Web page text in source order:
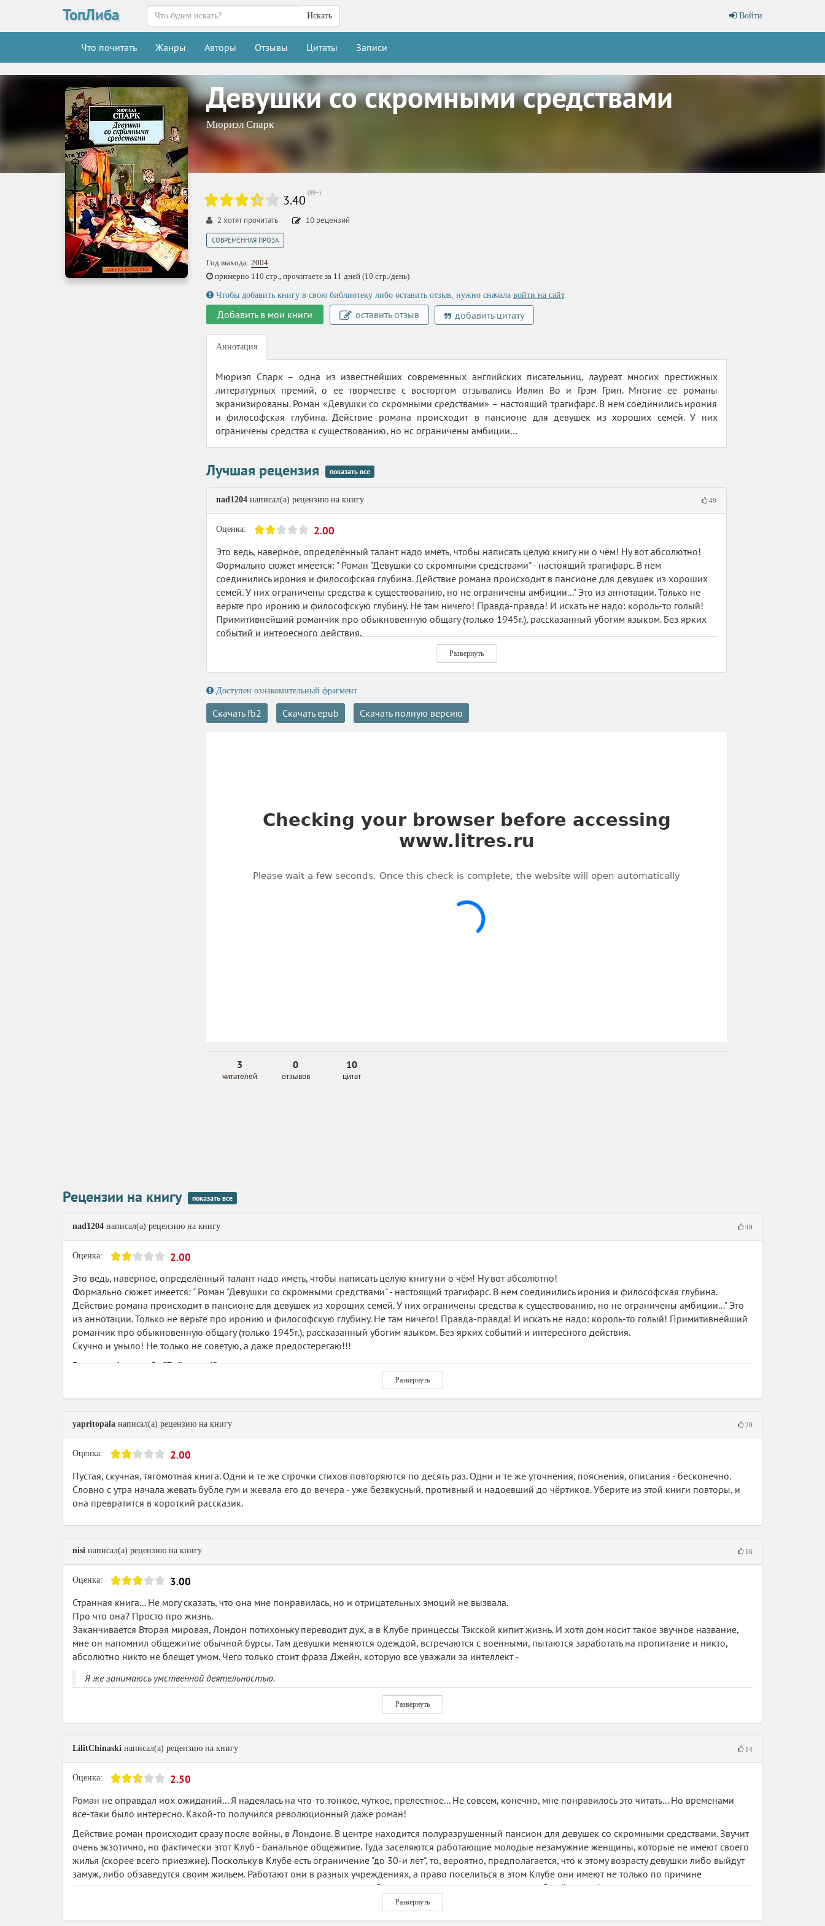
ТопЛиба Войти
Искать
Что почитать Жанры Авторы Отзывы Цитаты Записи
Девушки со скромными средствами
Мюриэл Спарк
3.40 (99+)
2 хотят прочитать 10 рецензий
СОВРЕМЕННАЯ ПРОЗА
Год выхода: 2004
примерно 110 стр., прочитаете за 11 дней (10 стр./день)
Чтобы добавить книгу в свою библиотеку либо оставить отзыв, нужно сначала войти на сайт.
Добавить в мои книги оставить отзыв добавить цитату
Аннотация
Мюриэл Спарк – одна из известнейших современных английских писательниц, лауреат многих престижных
литературных премий, о ее творчестве с восторгом отзывались Ивлин Во и Грэм Грин. Многие ее романы
экранизированы. Роман «Девушки со скромными средствами» – настоящий трагифарс. В нем соединились ирония
и философская глубина. Действие романа происходит в пансионе для девушек из хороших семей. У них
ограничены средства к существованию, но нс ограничены амбиции…
Лучшая рецензия показать все
nad1204 написал(а) рецензию на книгу 49
Оценка: 2.00
Это ведь, наверное, определённый талант надо иметь, чтобы написать целую книгу ни о чём! Ну вот абсолютно!
Формально сюжет имеется: " Роман "Девушки со скромными средствами" - настоящий трагифарс. В нем
соединились ирония и философская глубина. Действие романа происходит в пансионе для девушек из хороших
семей. У них ограничены средства к существованию, но не ограничены амбиции..." Это из аннотации. Только не
верьте про иронию и философскую глубину. Не там ничего! Правда-правда! И искать не надо: король-то голый!
Примитивнейший романчик про обыкновенную общагу (только 1945г.), рассказанный убогим языком. Без ярких
событий и интересного действия.
Скучно и уныло! Не только не советую, а даже предостерегаю!!!
Развернуть
Доступен ознакомительный фрагмент
Скачать fb2 Скачать epub Скачать полную версию
3
читателей
0
отзывов
10
цитат
Рецензии на книгу показать все
nad1204 написал(а) рецензию на книгу 49
Оценка: 2.00
Это ведь, наверное, определённый талант надо иметь, чтобы написать целую книгу ни о чём! Ну вот абсолютно!
Формально сюжет имеется: " Роман "Девушки со скромными средствами" - настоящий трагифарс. В нем соединились ирония и философская глубина.
Действие романа происходит в пансионе для девушек из хороших семей. У них ограничены средства к существованию, но не ограничены амбиции..." Это
из аннотации. Только не верьте про иронию и философскую глубину. Не там ничего! Правда-правда! И искать не надо: король-то голый! Примитивнейший
романчик про обыкновенную общагу (только 1945г.), рассказанный убогим языком. Без ярких событий и интересного действия.
Скучно и уныло! Не только не советую, а даже предостерегаю!!!
В рамках флэшмоба "Дайте две!"
Развернуть
yapritopala написал(а) рецензию на книгу 20
Оценка: 2.00
Пустая, скучная, тягомотная книга. Одни и те же строчки стихов повторяются по десять раз. Одни и те же уточнения, пояснения, описания - бесконечно.
Словно с утра начала жевать бубле гум и жевала его до вечера - уже безвкусный, противный и надоевший до чёртиков. Уберите из этой книги повторы, и
она превратится в короткий рассказик.
nisi написал(а) рецензию на книгу 16
Оценка: 3.00
Странная книга... Не могу сказать, что она мне понравилась, но и отрицательных эмоций не вызвала.
Про что она? Просто про жизнь.
Заканчивается Вторая мировая, Лондон потихоньку переводит дух, а в Клубе принцессы Тэкской кипит жизнь. И хотя дом носит такое звучное название,
мне он напомнил общежитие обычной бурсы. Там девушки меняются одеждой, встречаются с военными, пытаются заработать на пропитание и никто,
абсолютно никто не блещет умом. Чего только стоит фраза Джейн, которую все уважали за интеллект -
Я же занимаюсь умственной деятельностью.
Но, повторюсь, раздражения герои не вызывали, это просто люди, обычные люди, живущие обычной жизнью и мечтающие об обычных вещах.
Развернуть
LilitChinaski написал(а) рецензию на книгу 14
Оценка: 2.50
Роман не оправдал иох ожиданий... Я надеялась на что-то тонкое, чуткое, прелестное... Не совсем, конечно, мне понравилось это читать... Но временами
все-таки было интересно. Какой-то получился революционный даже роман!
Действие роман происходит сразу после войны, в Лондоне. В центре находится полуразрушенный пансион для девушек со скромными средствами. Звучит
очень экзотично, но фактически этот Клуб - банальное общежитие. Туда заселяются работающие молодые незамужние женщины, которые не имеют своего
жилья (скорее всего приезжие). Поскольку в Клубе есть ограничение "до 30-и лет", то, вероятно, предполагается, что к этому возрасту девушки либо выйдут
замуж, либо обзаведутся своим жильем. Работают они в разных учреждениях, а право поселиться в этом Клубе они имеют не только по причине
соответствия нужному возрасту и полу, отсутствия жилья и наличии работы, но и потому, что оплачивают клубный взнос. А в остальном - это типичное
общежитие, куда допускают гостей, но не разрешают ночевать мужчинам, где в комнатах живут по нескольку девушек одновременно, где строятся
Развернуть